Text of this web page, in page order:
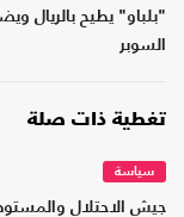
"بلباو" يطيح بالريال
السوبر
تغطية ذات صلة
سياسة
جيش الاحتلال